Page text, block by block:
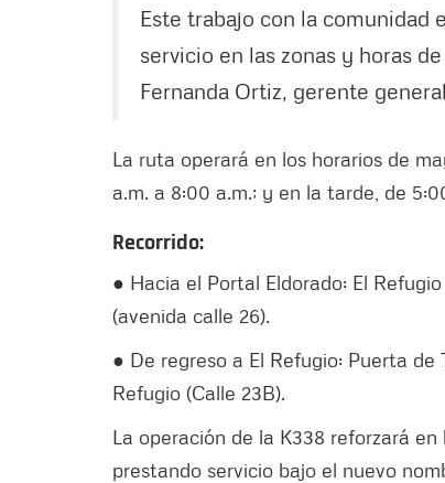
Este trabajo con la comunidad
servicio en las zonas y horas
Fernanda Ortiz, gerente
La ruta operará en los horarios de
a.m. a 8:00 a.m.; y en la tarde, de
Recorrido:
● Hacia el Portal Eldorado: El
(avenida calle 26).
● De regreso a El Refugio: Puerta de
Refugio (Calle 23B).
La operación de la K338 reforzará
prestando servicio bajo el nuevo